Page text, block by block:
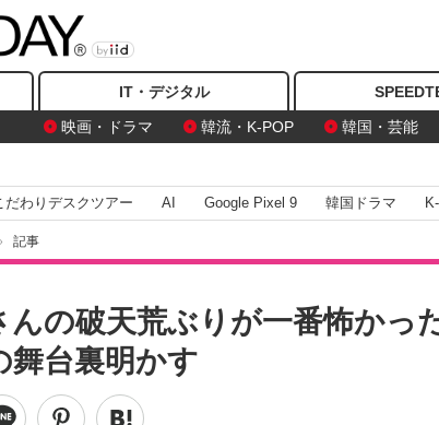
IT・デジタル
映画・ドラマ
韓流・K-POP 韓国・芸能
だわりデスクツアー AI Google Pixel 9 韓国ドラマ
› 記事
んの破天荒ぶりが一番怖か
舞台裏明かす